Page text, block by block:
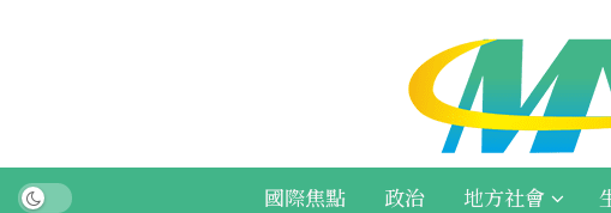
國際焦點 政治 地方社會